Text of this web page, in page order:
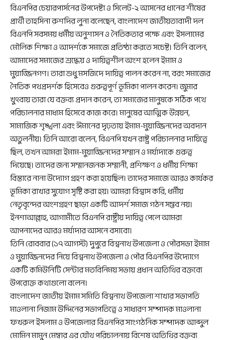
বিএনপির চেয়ারপার্সনের উপদেষ্টা ও সিলেট-২ আসনের ধানের শীষের
প্রার্থী তাহসিনা রুশদির লুনা বলেছেন, বাংলাদেশ জাতীয়তাবাদী দল
বিএনপি সবসময় ধর্মীয় অনুশাসন ও নৈতিকতার পক্ষে এবং ইসলামের
মৌলিক শিক্ষা ও আদর্শকে সমাজে প্রতিষ্ঠা করতে সচেষ্ট। তিনি বলেন,
আমাদের সমাজের শ্রদ্ধেয় ও দায়িত্বশীল অংশ হলেন ইমাম ও
মুয়াজ্জিনগণ। তারা শুধু মসজিদে দায়িত্ব পালন করেন না, বরং সমাজের
নৈতিক পথপ্রদর্শক হিসেবেও গুরুত্বপূর্ণ ভূমিকা পালন করেন। জুমার
খুৎবায় তারা যে বক্তব্য প্রদান করেন, তা সমাজের মানুষকে সঠিক পথে
পরিচালনার মাধ্যম হিসেবে কাজ করে। মানুষের আত্মিক উন্নয়ন,
সামাজিক শৃঙ্খলা এবং ঈমানের দৃঢ়তায় ইমাম-মুয়াজ্জিনদের অবদান
অতুলনীয়। তিনি আরো বলেন, বিএনপি যখন রাষ্ট্র পরিচালনার দায়িত্বে
ছিল, তখন আমরা ইমাম-মুয়াজ্জিনদের সম্মান ও মর্যাদাকে গুরুত্ব
দিয়েছে। তাদের জন্য সম্মানজনক সম্মানী, প্রশিক্ষণ ও ধর্মীয় শিক্ষা
বিস্তারে নানা উদ্যোগ গ্রহণ করা হয়েছিল। তাদের সমাজে আরও কার্যকর
ভূমিকা রাখার সুযোগ সৃষ্টি করা হয়। আমরা বিশ্বাস করি, ধর্মীয়
নেতৃবৃন্দের অংশগ্রহণ ছাড়া একটি আদর্শ সমাজ গঠন সম্ভব নয়।
ইনশাআল্লাহ, আগামীতে বিএনপি রাষ্ট্রীয় দায়িত্ব পেলে আমরা
আপনাদের আরও মর্যাদার আসনে বসাবো।
তিনি রোববার (১৭ আগস্ট) দুপুরে বিশ্বনাথ উপজেলা ও পৌরসভা ইমাম
ও মুয়াজ্জিনদের নিয়ে বিশ্বনাথ উপজেলা ও পৌর বিএনপির উদ্যোগে
একটি কমিউনিটি সেন্টার মতবিনিময় সভায় প্রধান অতিথির বক্তব্যে
উপরোক্ত কথাগুলো বলেন।
বাংলাদেশ জাতীয় ইমাম সমিতি বিশ্বনাথ উপজেলা শাখার সভাপতি
মাওলানা নিজাম উদ্দিনের সভাপতিত্বে ও সাধারণ সম্পাদক মাওলানা
ফখরুল ইসলাম ও উপজেলার বিএনপির সাংগঠনিক সম্পাদক আব্দুল
মোমিন মামুন মেম্বার এর যৌথ পরিচালনায় বিশেষ অতিথির বক্তব্য